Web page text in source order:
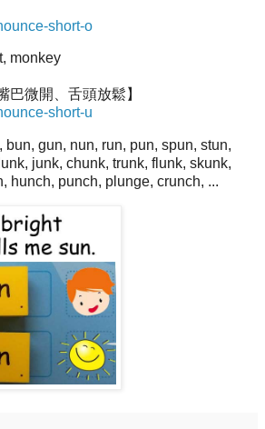
short-o
monkey
巴微開、舌頭放鬆】
short-u
bun, gun, nun, run, pun, spun, stun,
junk, chunk, trunk, flunk, skunk,
hunch, punch, plunge, crunch, ...